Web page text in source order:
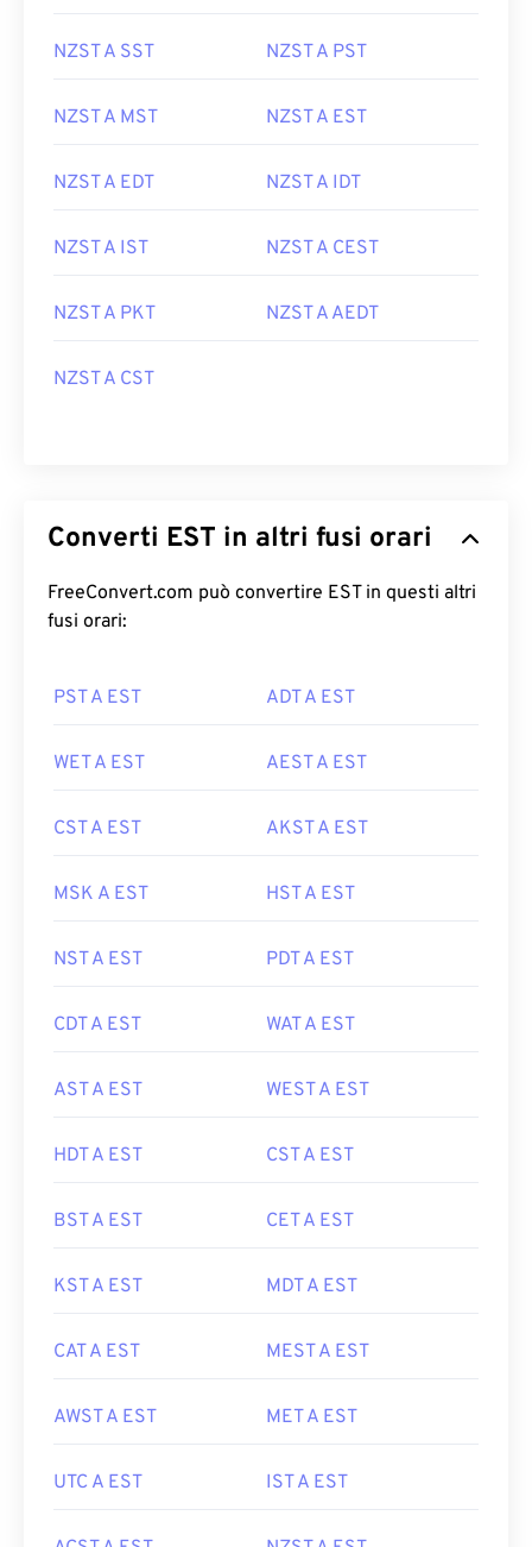
NZST A SST NZST A PST
NZST A MST NZST A EST
NZST A EDT NZST A IDT
NZST A IST NZST A CEST
NZST A PKT NZST A AEDT
NZST A CST
Converti EST in altri fusi orari
FreeConvert.com può convertire EST in questi altri
fusi orari:
PST A EST ADT A EST
WET A EST AEST A EST
CST A EST AKST A EST
MSK A EST HST A EST
NST A EST PDT A EST
CDT A EST WAT A EST
AST A EST WEST A EST
HDT A EST CST A EST
BST A EST CET A EST
KST A EST MDT A EST
CAT A EST MEST A EST
AWST A EST MET A EST
UTC A EST IST A EST